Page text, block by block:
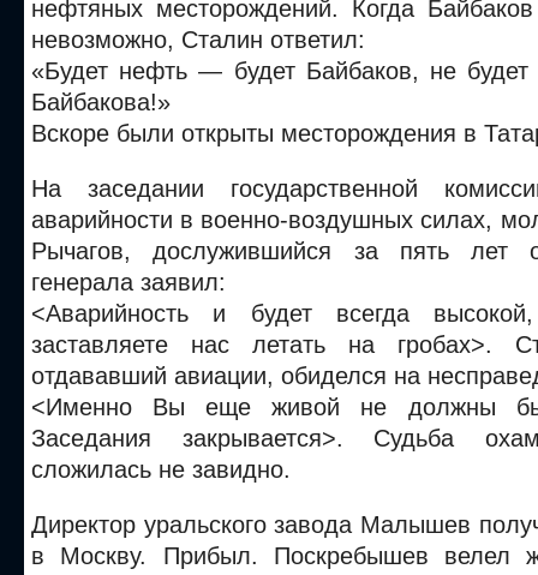
нефтяных месторождений. Когда
невозможно, Сталин ответил:
«Будет нефть — будет Байбаков, не
Байбакова!»
Вскоре были открыты месторождения в
На заседании государственной
аварийности в военно-воздушных силах,
Рычагов, дослужившийся за пять лет
генерала заявил:
<Аварийность и будет всегда
заставляете нас летать на гробах>.
отдававший авиации, обиделся на
<Именно Вы еще живой не должны
Заседания закрывается>. Судьба
сложилась не завидно.
Директор уральского завода Малышев
в Москву. Прибыл. Поскребышев велел